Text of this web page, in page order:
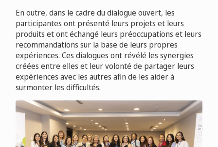
En outre, dans le cadre du dialogue ouvert, les
participantes ont présenté leurs projets et leurs
produits et ont échangé leurs préoccupations et leurs
recommandations sur la base de leurs propres
expériences. Ces dialogues ont révélé les synergies
créées entre elles et leur volonté de partager leurs
expériences avec les autres afin de les aider à
surmonter les difficultés.